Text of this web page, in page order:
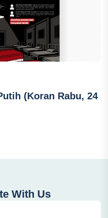
(Koran Rabu, 24
With Us